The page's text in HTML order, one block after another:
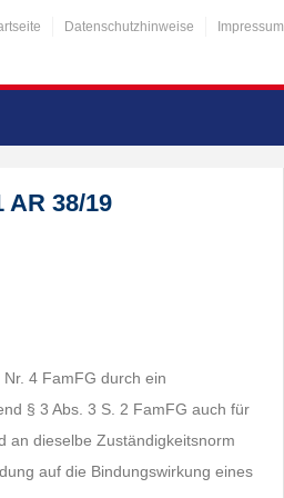
Datenschutzhinweise Impressum
AR 38/19
4 FamFG durch ein
§ 3 Abs. 3 S. 2 FamFG auch für
an dieselbe Zuständigkeitsnorm
auf die Bindungswirkung eines